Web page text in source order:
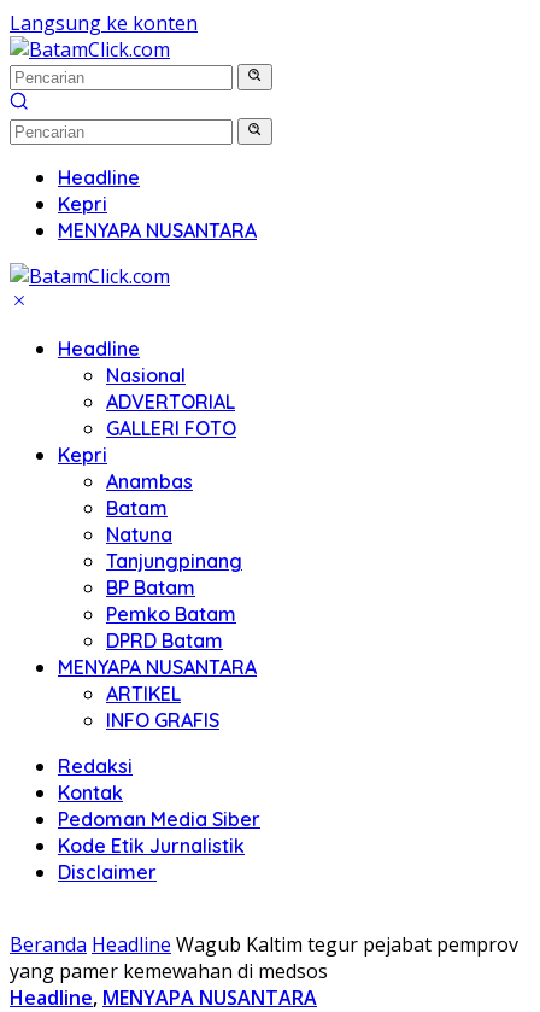
Langsung ke konten
Headline
Kepri
MENYAPA NUSANTARA
Headline
Nasional
ADVERTORIAL
GALLERI FOTO
Kepri
Anambas
Batam
Natuna
Tanjungpinang
BP Batam
Pemko Batam
DPRD Batam
MENYAPA NUSANTARA
ARTIKEL
INFO GRAFIS
Redaksi
Kontak
Pedoman Media Siber
Kode Etik Jurnalistik
Disclaimer
Beranda Headline Wagub Kaltim tegur pejabat pemprov
yang pamer kemewahan di medsos
Headline, MENYAPA NUSANTARA